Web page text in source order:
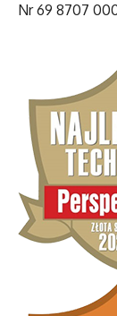
Nr 69 8707